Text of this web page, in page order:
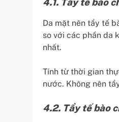
Da mặt nên tẩy tế
so với các phần da
nhất.
Tính từ thời gian
nước. Không nên
4.2. Tẩy tế bào